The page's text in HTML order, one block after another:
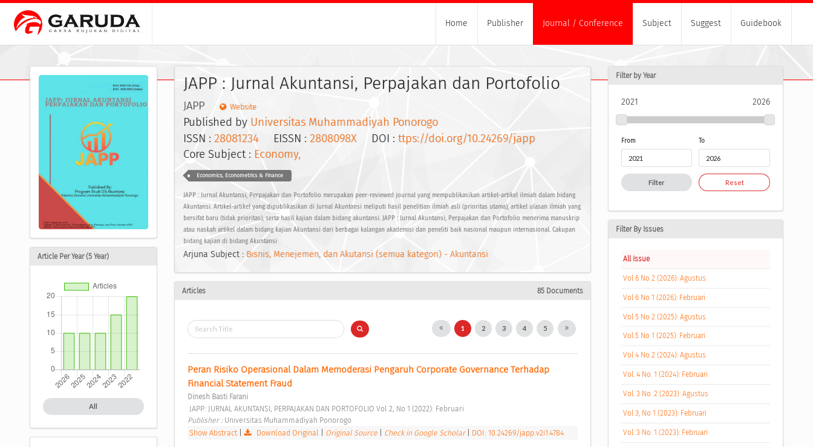
Home Publisher Journal / Conference Subject Suggest Guidebook
Article Per Year (5 Year)
All
JAPP : Jurnal Akuntansi, Perpajakan dan Portofolio
JAPP Website
Published by Universitas Muhammadiyah Ponorogo
ISSN : 28081234EISSN : 2808098XDOI : ttps://doi.org/10.24269/japp
Core Subject : Economy,
Economics, Econometrics & Finance
JAPP : Jurnal Akuntansi, Perpajakan dan Portofolio merupakan peer-reviewed journal yang mempublikasikan artikel-artikel ilmiah dalam bidang
Akuntansi. Artikel-artikel yang dipublikasikan di Jurnal Akuntansi meliputi hasil penelitian ilmiah asli (prioritas utama), artikel ulasan ilmiah yang
bersifat baru (tidak prioritas), serta hasil kajian dalam bidang akuntansi. JAPP : Jurnal Akuntansi, Perpajakan dan Portofolio menerima manuskrip
atau naskah artikel dalam bidang kajian Akuntansi dari berbagai kalangan akademisi dan peneliti baik nasional maupun internasional. Cakupan
bidang kajian di bidang Akuntansi
Arjuna Subject : Bisnis, Menejemen, dan Akutansi (semua kategori) - Akuntansi
Articles 85 Documents
1 2 3 4 5
Peran Risiko Operasional Dalam Memoderasi Pengaruh Corporate Governance Terhadap
Financial Statement Fraud
Dinesh Basti Farani
JAPP: JURNAL AKUNTANSI, PERPAJAKAN DAN PORTOFOLIO Vol 2, No 1 (2022): Februari
Publisher : Universitas Muhammadiyah Ponorogo
Show Abstract| Download Original Original Source Check in Google Scholar DOI: 10.24269/japp.v2i1.4784
Filter by Year
2021 2026
From To
Filter Reset
Filter By Issues
All Issue
Vol 6 No 2 (2026): Agustus
Vol 6 No 1 (2026): Februari
Vol 5 No 2 (2025): Agustus
Vol 5 No 1 (2025): Februari
Vol 4 No 2 (2024): Agustus
Vol. 4 No. 1 (2024): Februari
Vol. 3 No. 2 (2023): Agustus
Vol 3, No 1 (2023): Februari
Vol. 3 No. 1 (2023): Februari